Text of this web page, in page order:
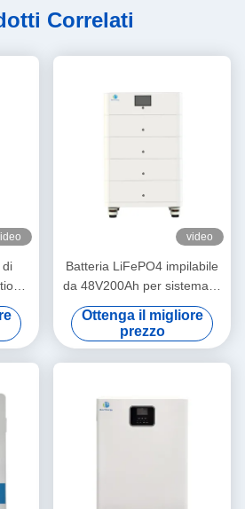
Correlati
di
di
video
Batteria LiFePO4 impilabile
da 48V200Ah per sistema di
energia solare con
comunicazione RS485/CAN
e indicatori LCD
Ottenga il migliore
prezzo